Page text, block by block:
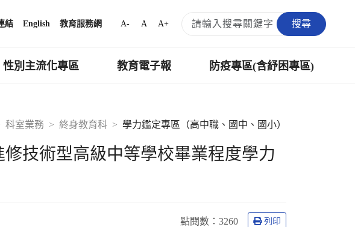
結 English 教育服務網 A- A A+ 搜尋
性別主流化專區 教育電子報 防疫專區(含紓困專區)
科室業務 終身教育科 學力鑑定專區（高中職、國中、國小）
技術型高級中等學校畢業程度學力
點閱數 ：3260 列印